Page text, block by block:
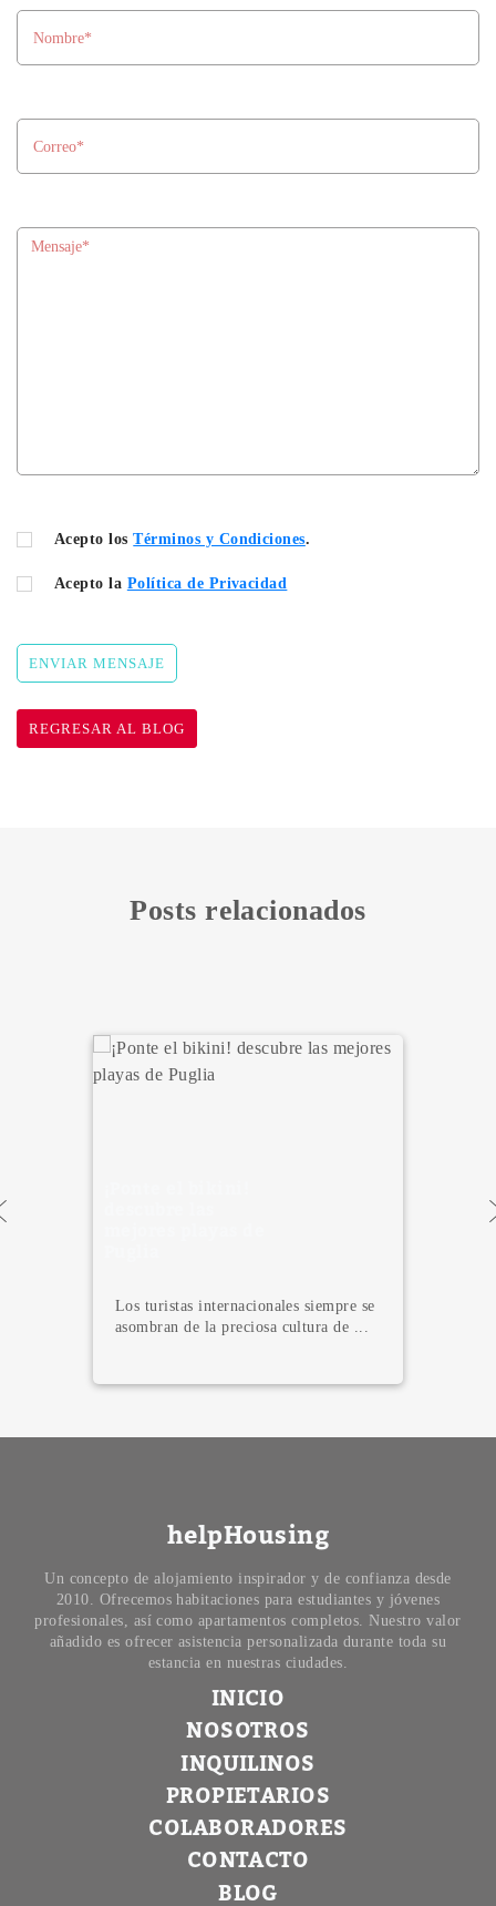
Acepto losTérminos y Condiciones.
Acepto la Política de Privacidad
ENVIAR MENSAJE
REGRESAR AL BLOG
Posts relacionados
El calor cada vez se siente más en
Madrid, por lo que a veces se ne...
helpHousing
Un concepto de alojamiento inspirador y de confianza desde
2010. Ofrecemos habitaciones para estudiantes y jóvenes
profesionales, así como apartamentos completos. Nuestro valor
añadido es ofrecer asistencia personalizada durante toda su
estancia en nuestras ciudades.
INICIO
NOSOTROS
INQUILINOS
PROPIETARIOS
COLABORADORES
CONTACTO
BLOG